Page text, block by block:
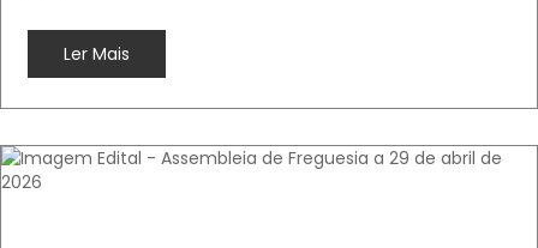
Ler Mais